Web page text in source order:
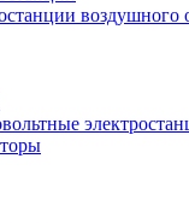
воздушного